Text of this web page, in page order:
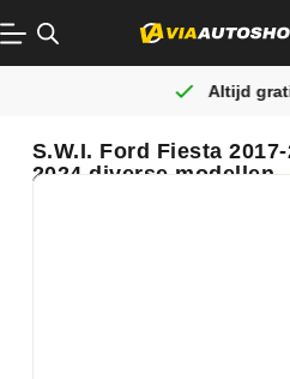
Altijd gratis
S.W.I. Ford Fiesta
2024 diverse modellen